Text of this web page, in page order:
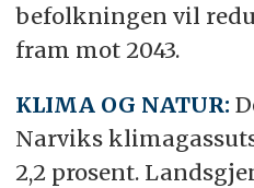
befolkningen vil
fram mot 2043.
KLIMA OG NATUR:
Narviks
2,2 prosent.